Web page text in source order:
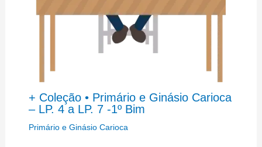
+ Coleção • Primário e Ginásio Carioca
– LP. 4 a LP. 7 -1º Bim
Primário e Ginásio Carioca